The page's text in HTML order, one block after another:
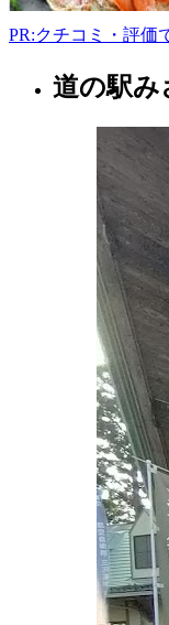
川
原-69-
PR:クチコミ・評価
青
道の駅み